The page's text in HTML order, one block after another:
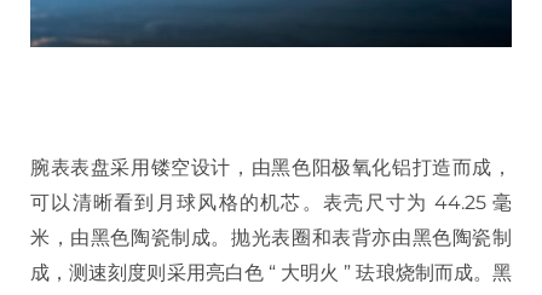
腕表表盘采用镂空设计，由黑色阳极氧化铝打造而成，
可以清晰看到月球风格的机芯。表壳尺寸为 44.25 毫
米，由黑色陶瓷制成。抛光表圈和表背亦由黑色陶瓷制
成，测速刻度则采用亮白色 “ 大明火 ” 珐琅烧制而成。黑